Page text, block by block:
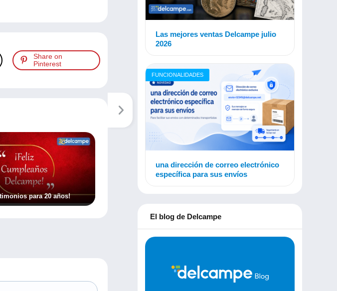
Share on
Pinterest
para 20 años!
Las mejores ventas Delcampe julio
2026
FUNCIONALIDADES
una dirección de correo electrónico
específica para sus envíos
El blog de Delcampe